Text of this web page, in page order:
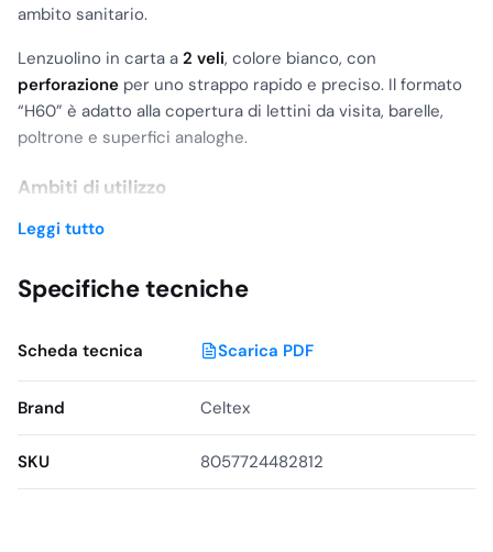
ambito sanitario.
Lenzuolino in carta a 2 veli, colore bianco, con
perforazione per uno strappo rapido e preciso. Il formato
“H60” è adatto alla copertura di lettini da visita, barelle,
poltrone e superfici analoghe.
Ambiti di utilizzo
Ambulatori e
Ospedali
Superfici compatibili
Lettini da visita
Barelle
Poltrone
Superficiasciuttededicate all’appoggio del paziente
Leggi tutto
Specifiche tecniche
Scheda tecnica Scarica PDF
Brand Celtex
SKU 8057724482812